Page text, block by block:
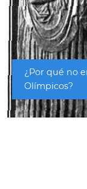
¿Por qué no
Olímpicos?